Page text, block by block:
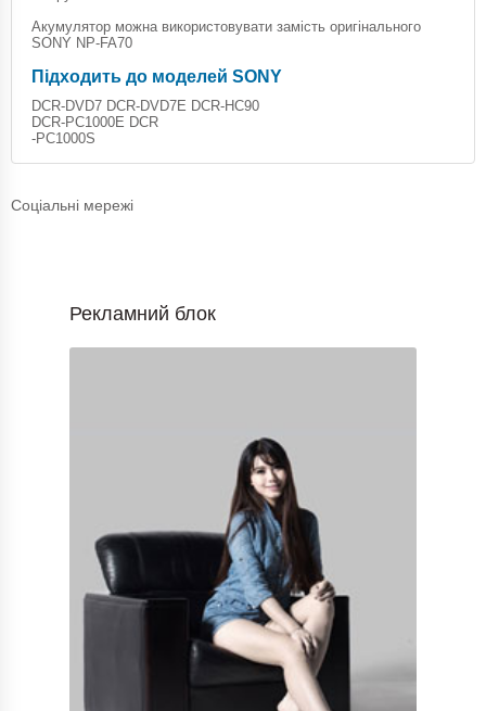
Акумулятор можна використовувати замість оригінального
SONY NP-FA70
Підходить до моделей SONY
DCR-DVD7 DCR-DVD7E DCR-HC90
DCR-PC1000E DCR
-PC1000S
Соціальні мережі
Рекламний блок